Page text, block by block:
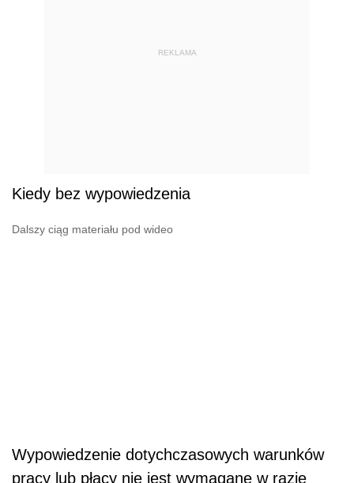
REKLAMA
Kiedy bez wypowiedzenia
Dalszy ciąg materiału pod wideo
Wypowiedzenie dotychczasowych warunków
pracy lub płacy nie jest wymagane w razie